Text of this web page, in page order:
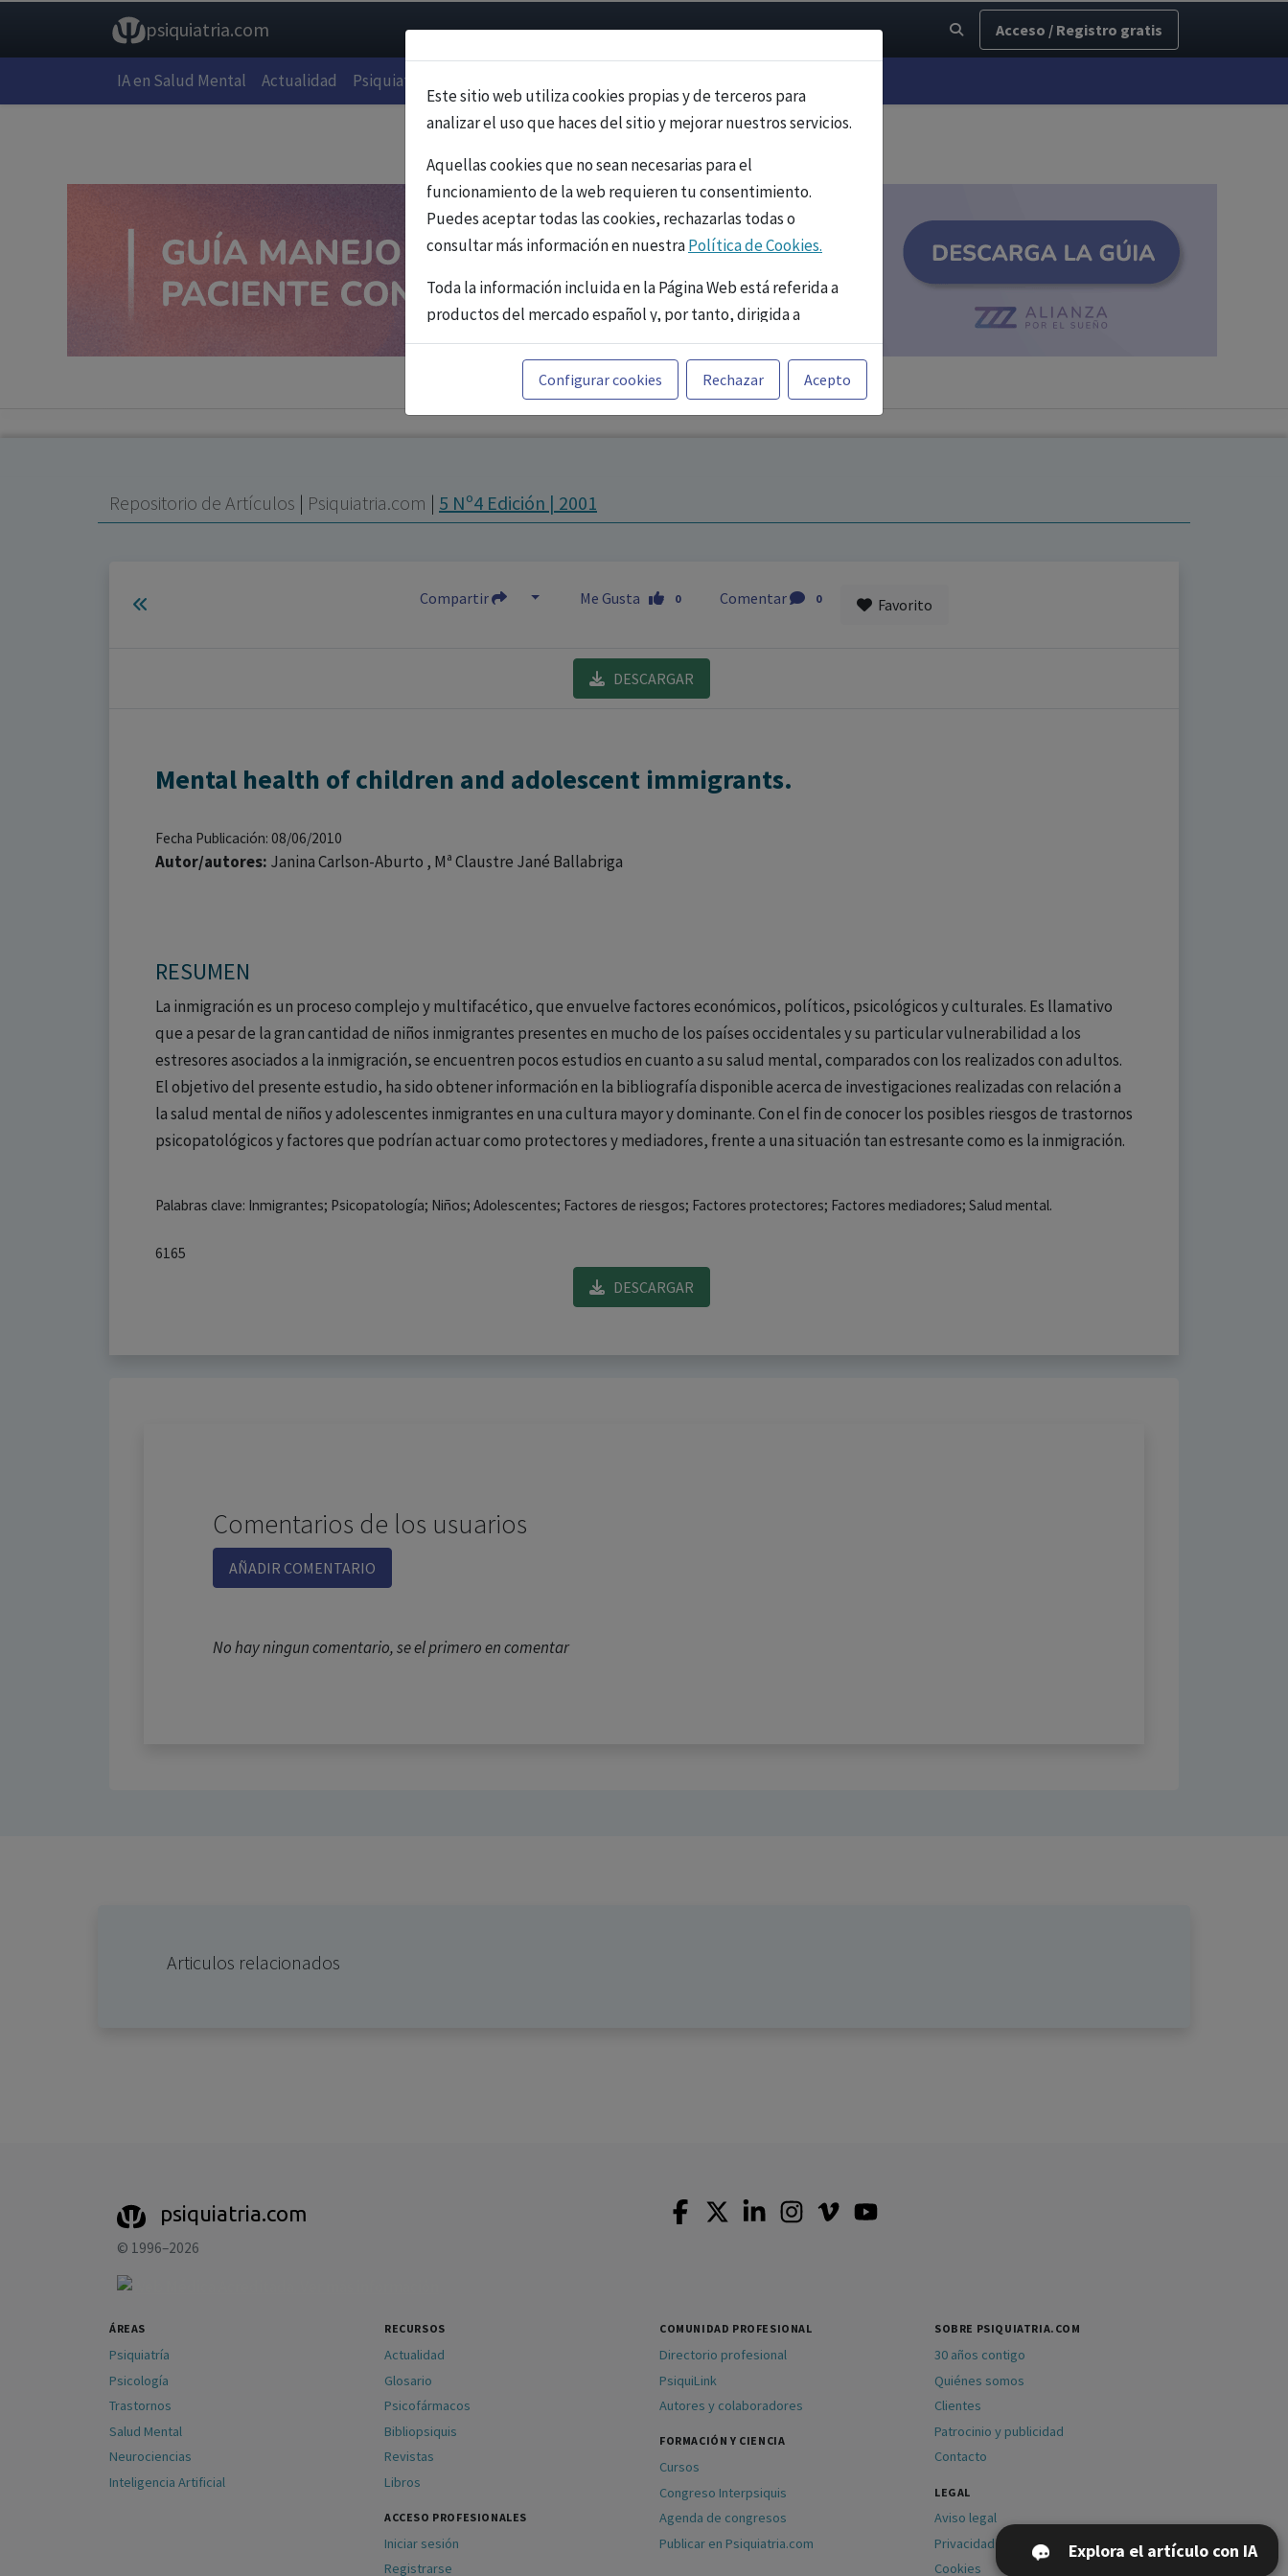
psiquiatria.com Acceso / Registro gratis
IA en Salud Mental Actualidad Psiquiatría
Este sitio web utiliza cookies propias y de terceros para
analizar el uso que haces del sitio y mejorar nuestros servicios.
Aquellas cookies que no sean necesarias para el
funcionamiento de la web requieren tu consentimiento.
Puedes aceptar todas las cookies, rechazarlas todas o
consultar más información en nuestraPolítica de Cookies.
Toda la información incluida en la Página Web está referida a
productos del mercado español y, por tanto, dirigida a
profesionales sanitarios legalmente facultados para
prescribir o dispensar medicamentos con ejercicio
profesional. La información técnica de los fármacos se facilita
a título meramente informativo, siendo responsabilidad de
a las necesidades del paciente.
Configurar cookies Rechazar Acepto
Repositorio de Artículos | Psiquiatria.com | 5 Nº4 Edición | 2001
Compartir Me Gusta 0 Comentar 0 Favorito
DESCARGAR
Mental health of children and adolescent immigrants.
Fecha Publicación: 08/06/2010
Autor/autores: Janina Carlson-Aburto , Mª Claustre Jané Ballabriga
RESUMEN
La inmigración es un proceso complejo y multifacético, que envuelve factores económicos, políticos, psicológicos y culturales. Es llamativo
que a pesar de la gran cantidad de niños inmigrantes presentes en mucho de los países occidentales y su particular vulnerabilidad a los
estresores asociados a la inmigración, se encuentren pocos estudios en cuanto a su salud mental, comparados con los realizados con adultos.
El objetivo del presente estudio, ha sido obtener información en la bibliografía disponible acerca de investigaciones realizadas con relación a
la salud mental de niños y adolescentes inmigrantes en una cultura mayor y dominante. Con el fin de conocer los posibles riesgos de trastornos
psicopatológicos y factores que podrían actuar como protectores y mediadores, frente a una situación tan estresante como es la inmigración.
Palabras clave: Inmigrantes; Psicopatología; Niños; Adolescentes; Factores de riesgos; Factores protectores; Factores mediadores; Salud mental.
6165
DESCARGAR
Comentarios de los usuarios
AÑADIR COMENTARIO
No hay ningun comentario, se el primero en comentar
Articulos relacionados
Explora el artículo con IA
psiquiatria.com
© 1996–2026
ÁREAS
Psiquiatría
Psicología
Trastornos
Salud Mental
Neurociencias
Inteligencia Artificial
RECURSOS
Actualidad
Glosario
Psicofármacos
Bibliopsiquis
Revistas
Libros
ACCESO PROFESIONALES
Iniciar sesión
Registrarse
COMUNIDAD PROFESIONAL
Directorio profesional
PsiquiLink
Autores y colaboradores
FORMACIÓN Y CIENCIA
Cursos
Congreso Interpsiquis
Agenda de congresos
Publicar en Psiquiatria.com
SOBRE PSIQUIATRIA.COM
30 años contigo
Quiénes somos
Clientes
Patrocinio y publicidad
Contacto
LEGAL
Aviso legal
Privacidad
Cookies